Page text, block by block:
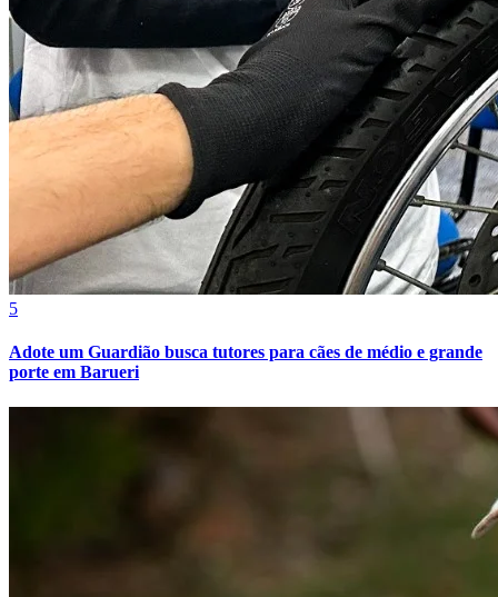
Fortaleza
5
Adote um Guardião busca tutores para cães de médio e grande
porte em Barueri